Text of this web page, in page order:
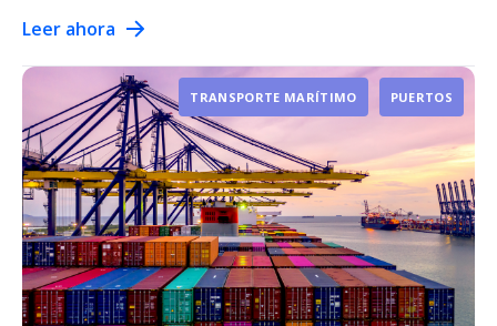
Leer ahora
TRANSPORTE MARÍTIMO PUERTOS